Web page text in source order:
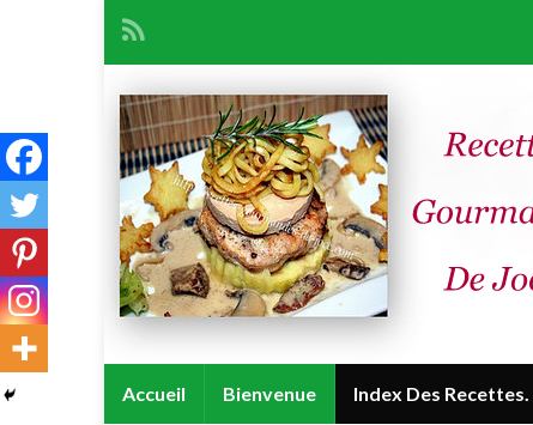
Accueil Bienvenue Index Des Recettes.